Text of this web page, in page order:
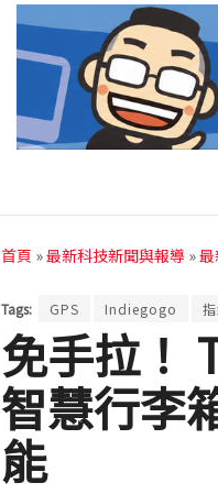
首頁 »最新科技新聞與報導 »
Tags: GPS Indiegogo
免手拉！
智慧行李
能